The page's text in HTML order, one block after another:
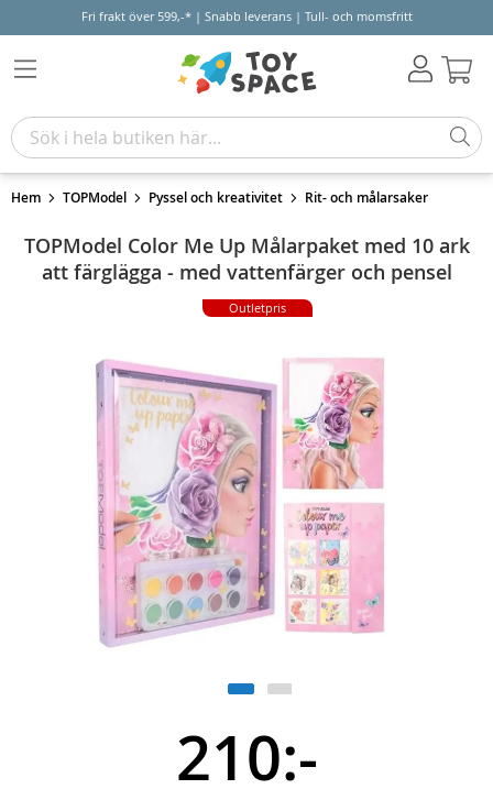
Fri frakt över 599,-* | Snabb leverans | Tull- och momsfritt
Hem TOPModel Pyssel och kreativitet Rit- och målarsaker
TOPModel Color Me Up Målarpaket med 10 ark
att färglägga - med vattenfärger och pensel
Outletpris
210:-